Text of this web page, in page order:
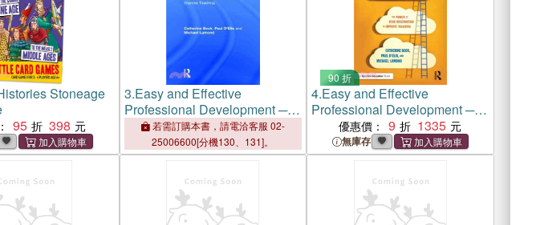
Stoneage
95 398
3.Easy and Effective
Professional Development ─
The Power of Peer
Observation to Improve
Teaching
若需訂購本書，請電洽客服 02-
25006600[分機130、131]。
90 折
4.Easy and Effective
Professional Development ─
The Power of Peer
Observation to Improve
Teaching
優惠價： 9 1335
無庫存